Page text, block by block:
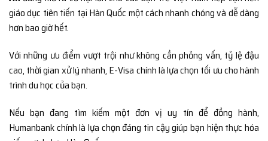
giáo dục tiên tiến tại Hàn Quốc một cách nhanh chóng và dễ dàng
hơn bao giờ hết.
Với những ưu điểm vượt trội như không cần phỏng vấn, tỷ lệ đậu
cao, thời gian xử lý nhanh, E-Visa chính là lựa chọn tối ưu cho hành
trình du học của bạn.
Nếu bạn đang tìm kiếm một đơn vị uy tín để đồng hành,
Humanbank chính là lựa chọn đáng tin cậy giúp bạn hiện thực hóa